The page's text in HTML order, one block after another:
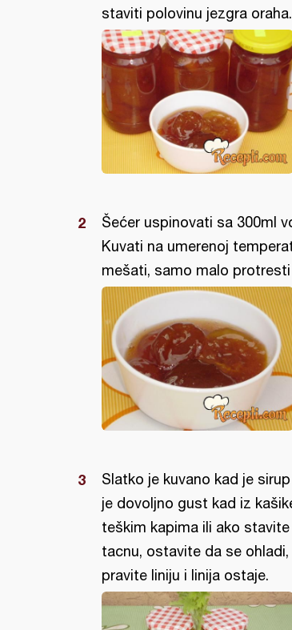
staviti polovinu jezgra oraha.
Šećer uspinovati sa 300ml
Kuvati na umerenoj
mešati, samo malo
Slatko je kuvano kad je
je dovoljno gust kad iz
teškim kapima ili ako
tacnu, ostavite da se
pravite liniju i linija ostaje.